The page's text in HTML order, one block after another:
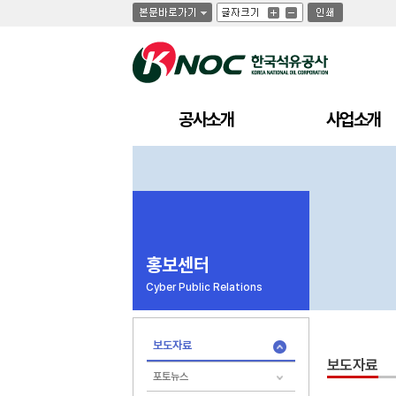
글
자
기
글
자
기
크
글
자
기
작
인
쇄
공사소개 사업소개
홍보센터
Cyber Public Relations
보도자료
포토뉴스
보도자료